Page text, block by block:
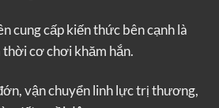
cung cấp kiến thức bên cạnh là
cơ chơi khăm hắn.
vận chuyển linh lực trị thương,